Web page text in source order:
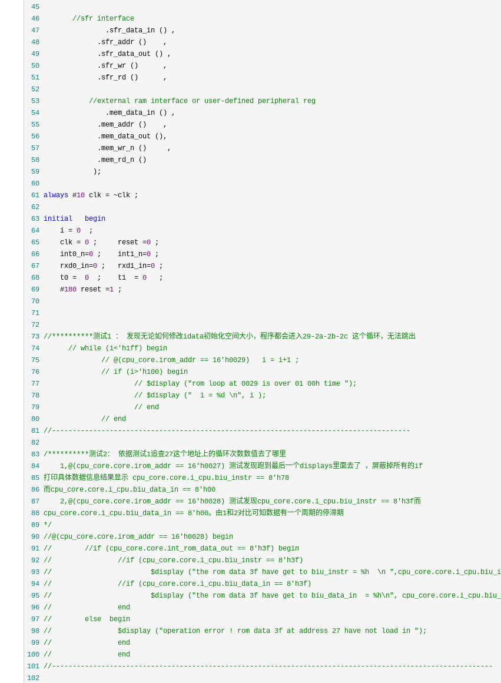
45
46
//sfr interface
47
48
49
50
51
52
53
//external ram interface or user-defined peripheral reg
54
55
56
57
58
59
60
61 always #10 clk = ~
62
63 initial
begin
64
     i =
0
65
     clk =
0 ;     reset =0
66
     int0_n=
0 ;    int1_n=0
67
     rxd0_in=
0 ;   rxd1_in=0
68
     t0 =
0
  ;    t1  =
0
69
     #
180 reset =1
70
71
72
73 //
74
//
75
//
76
//
77
//
78
//
79
//
80
//
81 //---------------------------------------------------------------------------------------
82
83 /*
84
85
86
87
88
89 */
90 //
91 // //
92 // //
93 //
94 // //
95 //
96 //
97 //
98 //
99 //
100 //
101 //-----------------------------------------------------------------------------------------------------------
102